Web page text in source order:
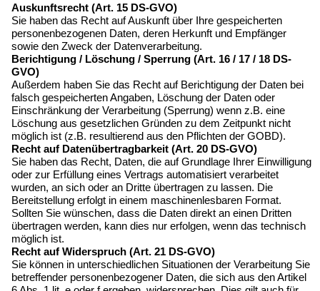
Auskunftsrecht (Art. 15 DS-GVO)
Sie haben das Recht auf Auskunft über Ihre gespeicherten
personenbezogenen Daten, deren Herkunft und Empfänger
sowie den Zweck der Datenverarbeitung.
Berichtigung / Löschung / Sperrung (Art. 16 / 17 / 18 DS-
GVO)
Außerdem haben Sie das Recht auf Berichtigung der Daten bei
falsch gespeicherten Angaben, Löschung der Daten oder
Einschränkung der Verarbeitung (Sperrung) wenn z.B. eine
Löschung aus gesetzlichen Gründen zu dem Zeitpunkt nicht
möglich ist (z.B. resultierend aus den Pflichten der GOBD).
Recht auf Datenübertragbarkeit (Art. 20 DS-GVO)
Sie haben das Recht, Daten, die auf Grundlage Ihrer Einwilligung
oder zur Erfüllung eines Vertrags automatisiert verarbeitet
wurden, an sich oder an Dritte übertragen zu lassen. Die
Bereitstellung erfolgt in einem maschinenlesbaren Format.
Sollten Sie wünschen, dass die Daten direkt an einen Dritten
übertragen werden, kann dies nur erfolgen, wenn das technisch
möglich ist.
Recht auf Widerspruch (Art. 21 DS-GVO)
Sie können in unterschiedlichen Situationen der Verarbeitung Sie
betreffender personenbezogener Daten, die sich aus den Artikel